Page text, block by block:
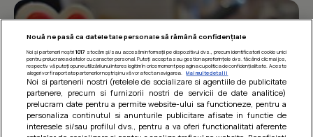
Nouă ne pasă ca datele tale personale să rămână confidențiale
Noi și partenerii noștri 1017 stocăm și/sau accesăm informații pe dispozitivul dvs., precum identificatorii cookie unici
pentru prelucrarea datelor cu caracter personal. Puteți accepta sau gestiona preferințele dvs. făcând clic mai jos,
respectiv vă puteți opune utilizării unui interes legitim în orice moment pe pagina cu politica de confidențialitate. Aceste
alegeri vor fi raportate partenerilor noștri și nu vă vor afecta navigarea.
Mai multe detalii
Noi si partenerii nostri (retelele de socializare si agentiile de publicitate
partenere, precum si furnizorii nostri de servicii de date analitice)
prelucram date pentru a permite website-ului sa functioneze, pentru a
personaliza continutul si anunturile publicitare afisate in functie de
interesele si/sau profilul dvs., pentru a va oferi functionalitati aferente